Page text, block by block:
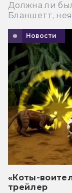
Должна ли
Бланшетт,
Новости
«Коты-
трейлер